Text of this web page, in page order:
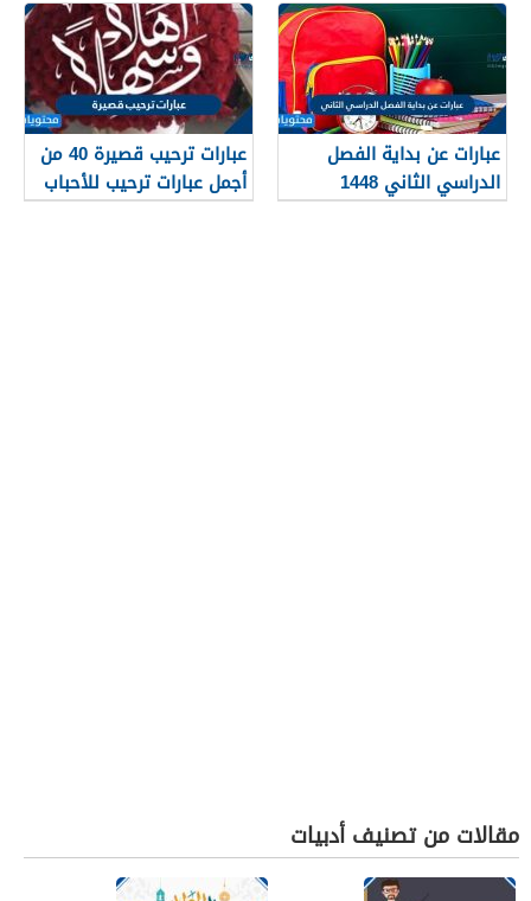
عبارات عن بداية الفصل
الدراسي الثاني 1448
عبارات ترحيب قصيرة 40 من
أجمل عبارات ترحيب للأحباب
والأصدقاء 2026
مقالات من تصنيف أدبيات